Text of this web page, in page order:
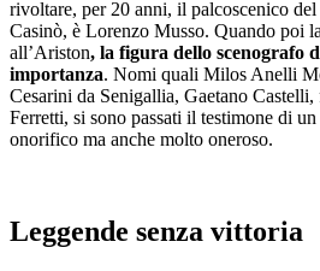
rivoltare, per 20 anni, il palcoscenico del
Casinò, è Lorenzo Musso. Quando poi
all’Ariston, la figura dello scenografo
importanza. Nomi quali Milos Anelli
Cesarini da Senigallia, Gaetano
Ferretti, si sono passati il testimone di
onorifico ma anche molto oneroso.
Leggende senza vittoria